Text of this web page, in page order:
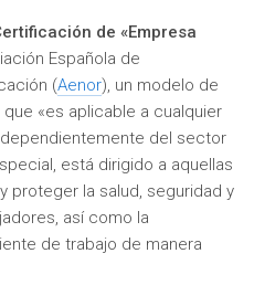
de «Empresa
Española de
(Aenor), un modelo de
«es aplicable a cualquier
del sector
está dirigido a aquellas
proteger la salud, seguridad y
así como la
de trabajo de manera